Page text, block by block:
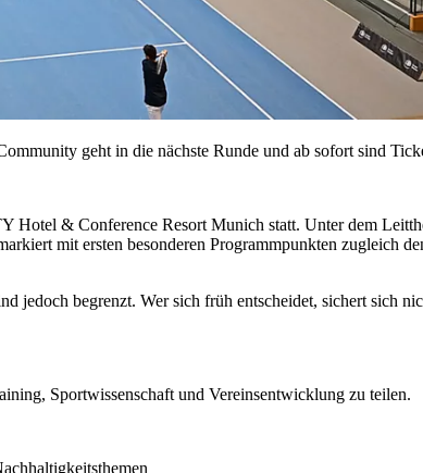
geht in die nächste Runde und ab sofort sind
Hotel & Conference Resort Munich statt. Unter dem
mit ersten besonderen Programmpunkten zugleich
jedoch begrenzt. Wer sich früh entscheidet, sichert sich
Sportwissenschaft und Vereinsentwicklung zu teilen.